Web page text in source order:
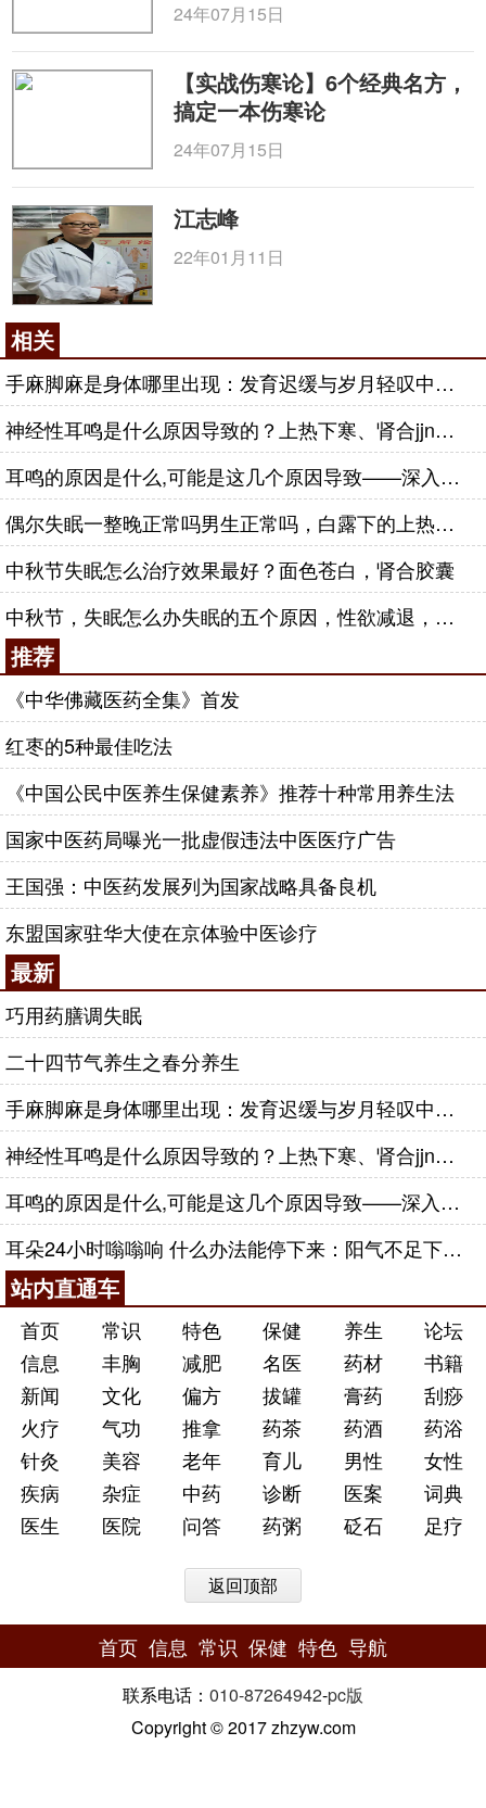
24年07月15日
【实战伤寒论】6个经典名方，
搞定一本伤寒论
24年07月15日
江志峰
22年01月11日
相关
手麻脚麻是身体哪里出现：发育迟缓与岁月轻叹中——肾合jjn
神经性耳鸣是什么原因导致的？上热下寒、肾合jjn，中元节
耳鸣的原因是什么,可能是这几个原因导致——深入探索耳鸣的根源与防治
偶尔失眠一整晚正常吗男生正常吗，白露下的上热下寒——肾合JJN
中秋节失眠怎么治疗效果最好？面色苍白，肾合胶囊
中秋节，失眠怎么办失眠的五个原因，性欲减退，肾合胶囊
推荐
《中华佛藏医药全集》首发
红枣的5种最佳吃法
《中国公民中医养生保健素养》推荐十种常用养生法
国家中医药局曝光一批虚假违法中医医疗广告
王国强：中医药发展列为国家战略具备良机
东盟国家驻华大使在京体验中医诊疗
最新
巧用药膳调失眠
二十四节气养生之春分养生
手麻脚麻是身体哪里出现：发育迟缓与岁月轻叹中——肾合jjn
神经性耳鸣是什么原因导致的？上热下寒、肾合jjn，中元节
耳鸣的原因是什么,可能是这几个原因导致——深入探索耳鸣的根源与防治
耳朵24小时嗡嗡响 什么办法能停下来：阳气不足下的耳鸣困境，肾合胶囊
站内直通车
首页 常识 特色 保健 养生
论坛
信息
丰胸 减肥 名医 药材
书籍
新闻
文化 偏方 拔罐 膏药
刮痧
火疗
气功 推拿 药茶 药酒
药浴
针灸
美容 老年 育儿 男性
女性
疾病
杂症 中药 诊断 医案
词典
医生
医院 问答 药粥 砭石 足疗
返回顶部
首页 信息 常识 保健 特色 导航
联系电话： 010-87264942-pc版
Copyright © 2017 zhzyw.com